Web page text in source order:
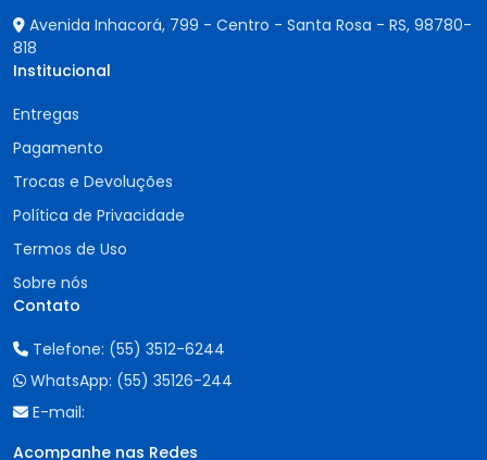
Avenida Inhacorá, 799 - Centro - Santa Rosa - RS, 98780-
818
Institucional
Entregas
Pagamento
Trocas e Devoluções
Política de Privacidade
Termos de Uso
Sobre nós
Contato
Telefone: (55) 3512-6244
WhatsApp: (55) 35126-244
E-mail:
Acompanhe nas Redes